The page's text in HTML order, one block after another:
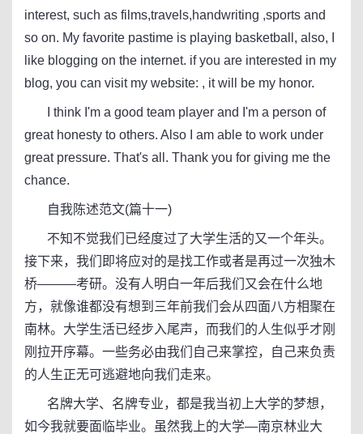
interest, such as films,travels,handwriting ,sports and
so on. My favorite pastime is playing basketball, also, I
like blogging on the internet. if you are interested in my
blog, you can visit my website: , it will be my honor.
I think I'm a good team player and I'm a person of
great honesty to others. Also I am able to work under
great pressure. That's all. Thank you for giving me the
chance.
自我陈述范文(篇十一)
不知不觉我们已经度过了大学生活的又一个年头。
接下来，我们即将应对的是找工作或者是再过一次独木
桥———考研。没有人明白一年后我们又会在什么地
方，就像谁都没有想到三年前我们会从四面八方相聚在
南林。大学生活已经步入尾声，而我们的人生似乎才刚
刚拉开序幕。一些务必由我们自己来掌控，自己来负责
的人生正无可逃避地向我们走来。
名牌大学、名牌专业，都是我当初上大学的梦想，
如今我就要面临毕业。虽然我上的大学—南京林业大